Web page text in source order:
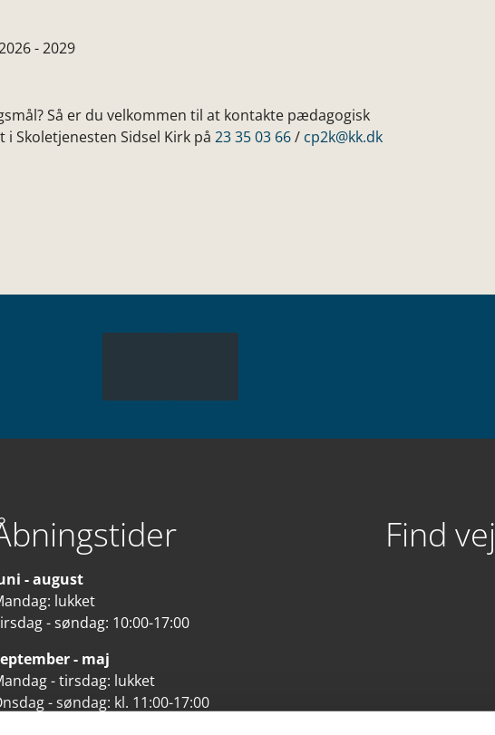
- 2029
Så er du velkommen til at kontakte pædagogisk
Skoletjenesten Sidsel Kirk på 23 35 03 66/ cp2k@kk.dk
- august
lukket
- søndag: 10:00-17:00
- maj
- tirsdag: lukket
- søndag: kl. 11:00-17:00
Find vej